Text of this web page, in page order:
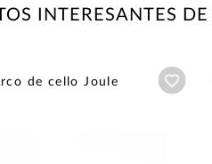
INTERESANTES
de cello Joule